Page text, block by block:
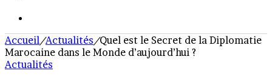
Accueil/Actualités/Quel est le Secret de la Diplomatie
Marocaine dans le Monde d’aujourd’hui ?
Actualités